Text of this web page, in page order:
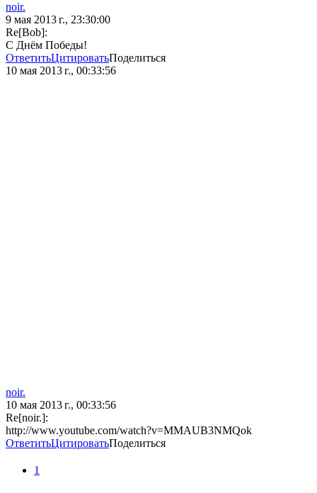
noir.
9 мая 2013 г., 23:30:00
Re[Bob]:
С Днём Победы!
ОтветитьЦитироватьПоделиться
10 мая 2013 г., 00:33:56
noir.
10 мая 2013 г., 00:33:56
Re[noir.]:
http://www.youtube.com/watch?v=MMAUB3NMQok
ОтветитьЦитироватьПоделиться
1